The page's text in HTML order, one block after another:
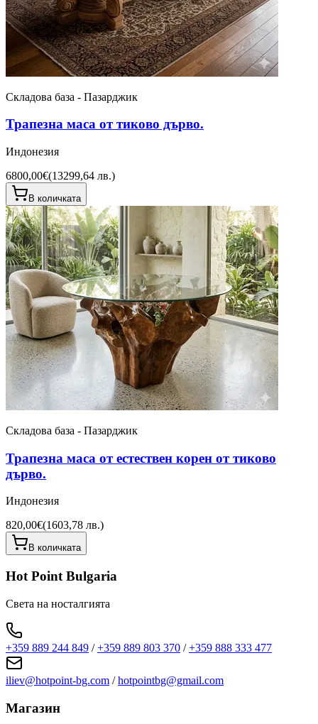
Складова база - Пазарджик
Трапезна маса от тиково дърво.
Индонезия
6800,00€(13299,64 лв.)
В количката
Складова база - Пазарджик
Трапезна маса от естествен корен от тиково
дърво.
Индонезия
820,00€(1603,78 лв.)
В количката
Hot Point Bulgaria
Света на носталгията
+359 889 244 849 /+359 889 803 370 /+359 888 333 477
iliev@hotpoint-bg.com /hotpointbg@gmail.com
Магазин